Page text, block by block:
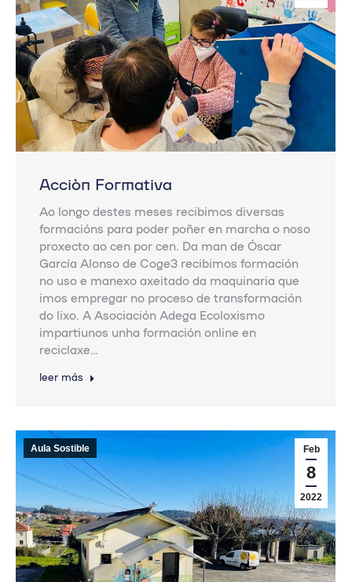
Acción Formativa
Ao longo destes meses recibimos diversas
formacións para poder poñer en marcha o noso
proxecto ao cen por cen. Da man de Óscar
García Alonso de Coge3 recibimos formación
no uso e manexo axeitado da maquinaria que
imos empregar no proceso de transformación
do lixo. A Asociación Adega Ecoloxismo
impartiunos unha formación online en
reciclaxe…
leer más
Feb
8
2022
Aula Sostible